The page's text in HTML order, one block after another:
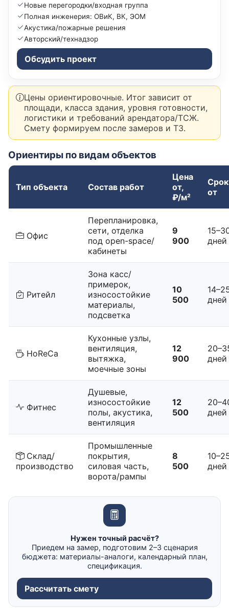
Новые перегородки/входная группа
Полная инженерия: ОВиК, ВК, ЭОМ
Акустика/пожарные решения
Авторский/технадзор
Обсудить проект
Цены ориентировочные. Итог зависит от
площади, класса здания, уровня готовности,
логистики и требований арендатора/ТСЖ.
Смету формируем после замеров и ТЗ.
Ориентиры по видам объектов
Тип объекта Состав работ
Цена
от,
₽/м²
от
Офис
Перепланировка,
сети, отделка
под open-space/
кабинеты
9
900
дней
Ритейл
Зона касс/
примерок,
износостойкие
материалы,
подсветка
10
500
дней
HoReCa
Кухонные узлы,
вентиляция,
вытяжка,
моечные зоны
12
900
дней
Фитнес
Душевые,
износостойкие
полы, акустика,
вентиляция
12
500
дней
Склад/
производство
Промышленные
покрытия,
силовая часть,
ворота/рампы
8
500
дней
Нужен точный расчёт?
Приедем на замер, подготовим 2–3 сценария
бюджета: материалы-аналоги, календарный план,
спецификация.
Рассчитать смету